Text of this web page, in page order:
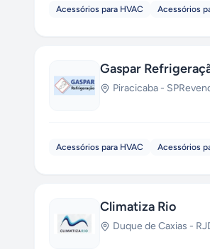
Acessórios para HVAC Acessórios
Gaspar
Piracicaba - SP
Acessórios para HVAC Acessórios
Climatiza Rio
Duque de Caxias - RJ